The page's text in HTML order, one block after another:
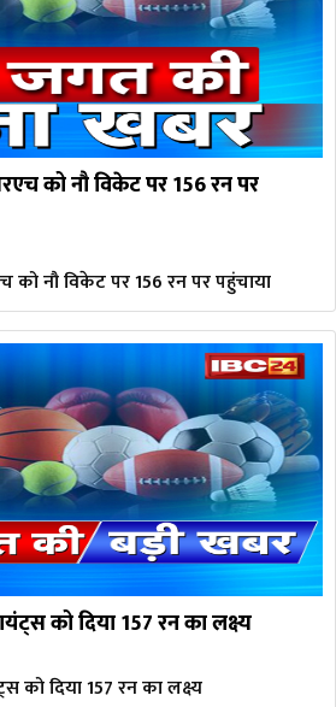
को नौ विकेट पर 156 रन पर
को नौ विकेट पर 156 रन पर पहुंचाया
को दिया 157 रन का लक्ष्य
को दिया 157 रन का लक्ष्य